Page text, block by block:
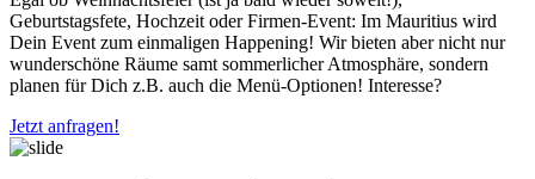
Geburtstagsfete, Hochzeit oder Firmen-Event: Im Mauritius wird
Dein Event zum einmaligen Happening! Wir bieten aber nicht nur
wunderschöne Räume samt sommerlicher Atmosphäre, sondern
planen für Dich z.B. auch die Menü-Optionen! Interesse?
Jetzt anfragen!